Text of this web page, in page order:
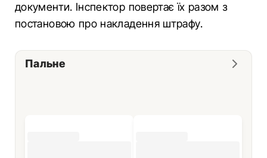
документи. Інспектор повертає їх разом з
постановою про накладення штрафу.
Пальне